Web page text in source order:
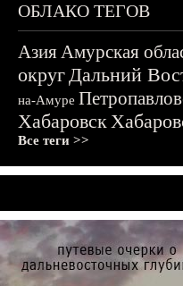
ОБЛАКО ТЕГОВ
АзияАмурская
округДальний
на-Амуре
Хабаровск
Все теги >>